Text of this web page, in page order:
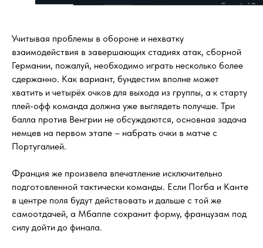
Учитывая проблемы в обороне и нехватку
взаимодействия в завершающих стадиях атак, сборной
Германии, пожалуй, необходимо играть несколько более
сдержанно. Как вариант, бундестим вполне может
хватить и четырёх очков для выхода из группы, а к старту
плей-офф команда должна уже выглядеть получше. Три
балла против Венгрии не обсуждаются, основная задача
немцев на первом этапе – набрать очки в матче с
Португалией.
Франция же произвела впечатление исключительно
подготовленной тактически команды. Если Погба и Канте
в центре поля будут действовать и дальше с той же
самоотдачей, а Мбаппе сохранит форму, французам под
силу дойти до финала.